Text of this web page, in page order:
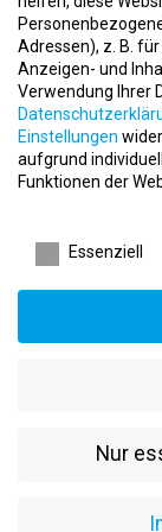
E-Mail:
Wir freuen uns
gemeinsam die
fairbindet!
Bleiben Sie stets
Terminen,
Xing und mehr.
Aktuelle
Dorsten!
Adressen), z. B.
Anzeigen- und
Verwendung Ihrer
Einstellungen
aufgrund
Funktionen der
Essenziell
Nur